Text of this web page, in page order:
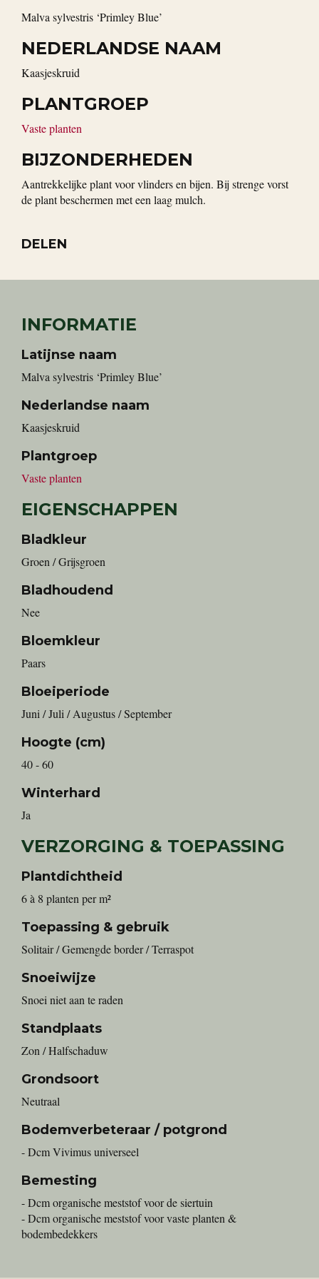
Malva sylvestris ‘Primley Blue’
NEDERLANDSE NAAM
Kaasjeskruid
PLANTGROEP
Vaste planten
BIJZONDERHEDEN
Aantrekkelijke plant voor vlinders en bijen. Bij strenge vorst
de plant beschermen met een laag mulch.
DELEN
INFORMATIE
Latijnse naam
Malva sylvestris ‘Primley Blue’
Nederlandse naam
Kaasjeskruid
Plantgroep
Vaste planten
EIGENSCHAPPEN
Bladkleur
Groen / Grijsgroen
Bladhoudend
Nee
Bloemkleur
Paars
Bloeiperiode
Juni / Juli / Augustus / September
Hoogte (cm)
40 - 60
Winterhard
Ja
VERZORGING & TOEPASSING
Plantdichtheid
6 à 8 planten per m²
Toepassing & gebruik
Solitair / Gemengde border / Terraspot
Snoeiwijze
Snoei niet aan te raden
Standplaats
Zon / Halfschaduw
Grondsoort
Neutraal
Bodemverbeteraar / potgrond
- Dcm Vivimus universeel
Bemesting
- Dcm organische meststof voor de siertuin
- Dcm organische meststof voor vaste planten &
bodembedekkers